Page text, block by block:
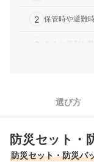
2 保管時や避難
3 あると便利な
1人用防災セットの売
選び方
防災セット・
防災セット・防災バ